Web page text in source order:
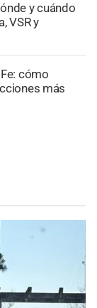
y cuándo
VSR y
cómo
más